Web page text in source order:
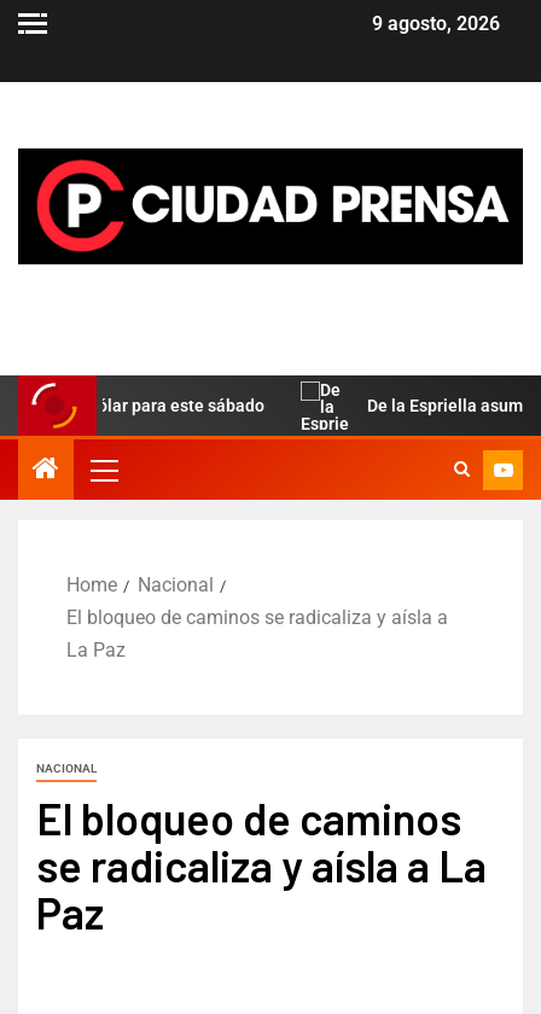
9 agosto, 2026
dólar para este sábado De la Espriella asume en
Home
Nacional
El bloqueo de caminos se radicaliza y aísla a
La Paz
NACIONAL
El bloqueo de caminos
se radicaliza y aísla a La
Paz